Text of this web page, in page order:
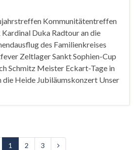
Kommunitätentreffen
Duka Radtour an die
des Familienkreises
Zeltlager Sankt Sophien-Cup
Schmitz Meister Eckart-Tage in
die Heide Jubiläumskonzert Unser
1 2 3